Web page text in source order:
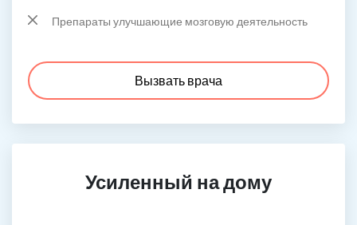
Препараты улучшающие мозговую деятельность
Вызвать врача
Усиленный на дому